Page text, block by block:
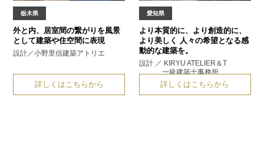
栃木県
外と内、居室間の繋がりを風景
として建築や住空間に表現
設計／小野里信建築アトリエ
詳しくはこちらから
愛知県
より本質的に、より創造的に、
より美しく
人々の希望となる感
動的な建築を。
設計 ／ KIRYU ATELIER＆T
一級建築士事務所
詳しくはこちらから